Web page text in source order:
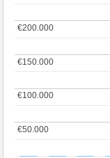
€50.000
€50.000
€100.000
€100.000
€150.000
€150.000
€200.000
€200.000